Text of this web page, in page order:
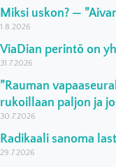
Miksi uskon? —
1.8.2026
ViaDian perintö on
31.7.2026
”Rauman
rukoillaan paljon ja
30.7.2026
Radikaali sanoma
29.7.2026